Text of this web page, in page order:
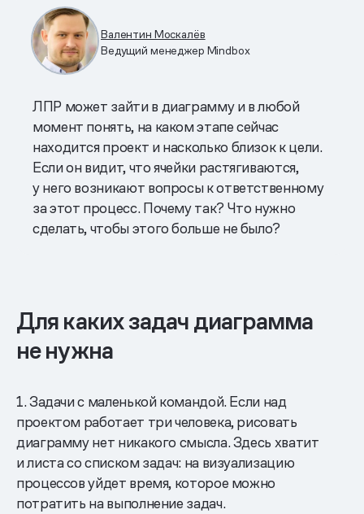
Валентин Москалёв
Ведущий менеджер Mindbox
ЛПР может зайти в диаграмму и в любой
момент понять, на каком этапе сейчас
находится проект и насколько близок к цели.
Если он видит, что ячейки растягиваются,
у него возникают вопросы к ответственному
за этот процесс. Почему так? Что нужно
сделать, чтобы этого больше не было?
Для каких задач диаграмма
не нужна
1. Задачи с маленькой командой. Если над
проектом работает три человека, рисовать
диаграмму нет никакого смысла. Здесь хватит
и листа со списком задач: на визуализацию
процессов уйдет время, которое можно
потратить на выполнение задач.